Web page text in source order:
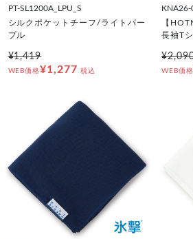
PT-SL1200A_LPU_S
シルクポケットチーフ/ライトパー
プル
¥1,419
WEB価格¥1,277 税込
KNA26-
【
長袖T
WEB価格